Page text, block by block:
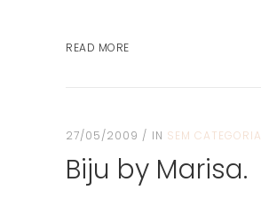
READ MORE
27/05/2009 IN SEM CATEGORIA
Biju by Marisa.